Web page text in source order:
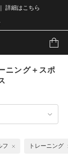
詳細はこちら
ニング＋スポ
フ トレーニング